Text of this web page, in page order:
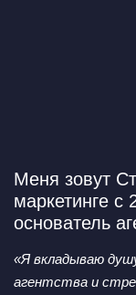
Меня зовут
маркетинге с
основатель
«Я вкладываю
агентства и